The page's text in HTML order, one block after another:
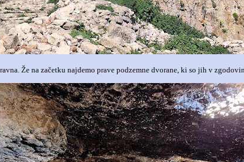
Že na začetku najdemo prave podzemne dvorane, ki so jih v